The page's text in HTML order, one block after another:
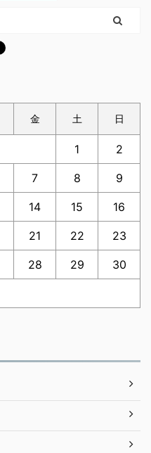
金 土 日
1 2
7 8 9
14 15 16
21 22 23
28 29 30